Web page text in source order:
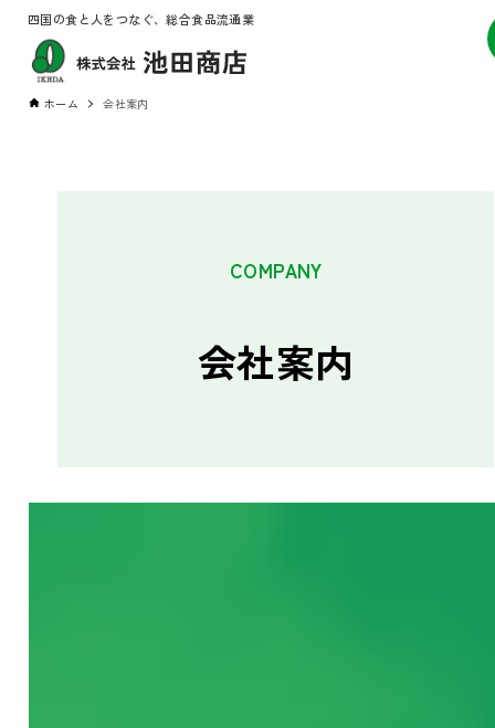
四国の食と人をつなぐ、総合食品流通業
ホーム 会社案内
COMPANY
会社案内